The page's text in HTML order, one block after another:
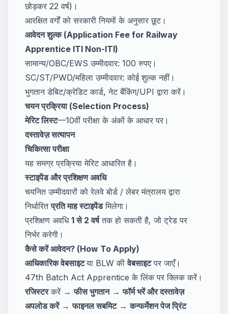
छोड़कर 22 वर्ष)।
आरक्षित वर्गों को सरकारी नियमों के अनुसार छूट।
आवेदन शुल्क (Application Fee for Railway
Apprentice ITI Non-ITI)
सामान्य/OBC/EWS उम्मीदवार: 100 रुपए।
SC/ST/PWD/महिला उम्मीदवार: कोई शुल्क नहीं।
भुगतान डेबिट/क्रेडिट कार्ड, नेट बैंकिंग/UPI द्वारा करें।
चयन प्रक्रिया (Selection Process)
मेरिट लिस्ट—10वीं परीक्षा के अंकों के आधार पर।
दस्तावेज़ सत्यापन
चिकित्सा परीक्षा
यह समग्र प्रक्रिया मेरिट आधारित है।
स्टाइपेंड और प्रशिक्षण अवधि
चयनित उम्मीदवारों को रेलवे बोर्ड / लेबर मंत्रालय द्वारा
निर्धारितप्रति माह स्टाइपेंडमिलेगा।
प्रशिक्षण अवधि 1 से 2 वर्षतक हो सकती है, जो ट्रेड पर
निर्भर करेगी।
कैसे करें आवेदन? (How To Apply)
आधिकारिक वेबसाइटया BLW कीवेबसाइटपर जाएँ।
47th Batch Act Apprentice के लिंक पर क्लिक करें।
रजिस्टरकरें →फीस भुगतान→फॉर्म भरें और दस्तावेज़
अपलोड करें→फाइनल सबमिट→कन्फर्मेशन पेज प्रिंट